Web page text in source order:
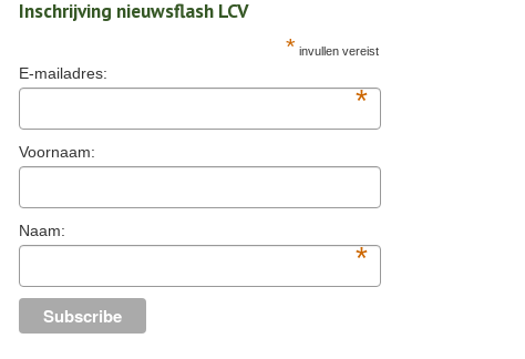
Inschrijving nieuwsflash LCV
* invullen vereist
E-mailadres:
*
Voornaam:
Naam:
*